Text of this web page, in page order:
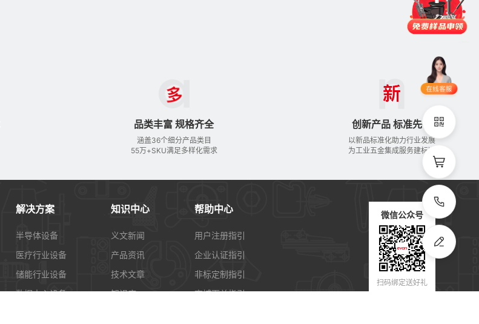
品类丰富 规格齐全
涵盖36个细分产品类目
55万+SKU满足多样化需求
创新产品 标准先行
以新品标准化助力行业发展
为工业五金集成服务建标准
解决方案
半导体设备
医疗行业设备
储能行业设备
数据中心设备
知识中心
义文新闻
产品资讯
技术文章
知识库
帮助中心
用户注册指引
企业认证指引
非标定制指引
商城下单指引
微信公众号
扫码绑定送好礼
立即申领
在线选 1V1客
立即联系